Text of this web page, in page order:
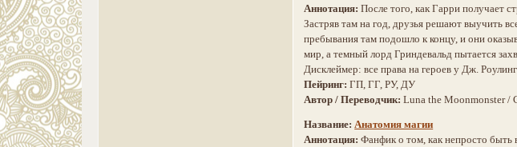
Аннотация:После того, как Гарри получает
Застряв там на год, друзья решают выучить
пребывания там подошло к концу, и они
мир, а темный лорд Гриндевальд пытается
Дисклеймер: все права на героев у Дж. Роулинг
Пейринг:ГП, ГГ, РУ, ДУ
Автор / Переводчик:Luna the Moonmonster /
Название:Анатомия магии
Аннотация:Фанфик о том, как непросто быть